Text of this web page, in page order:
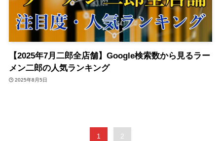
【2025年7月二郎全店舗】Google検索数から見るラー
メン二郎の人気ランキング
2025年8月5日
1 2